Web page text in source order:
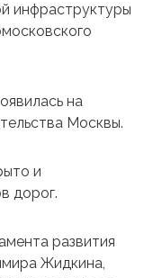
инфраструктуры
на
Москвы.
и
дорог.
развития
Жидкина,